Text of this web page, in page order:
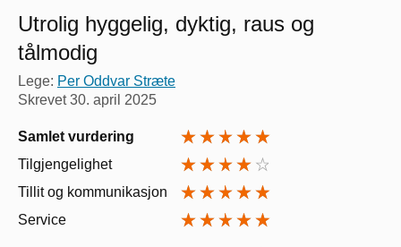
Utrolig hyggelig, dyktig, raus og
tålmodig
Lege: Per Oddvar Stræte
Skrevet30. april 2025
Samlet vurdering
Tilgjengelighet
Tillit og kommunikasjon
Service